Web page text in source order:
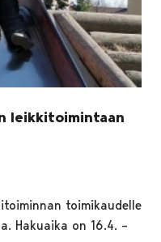
leikkitoimintaan
toimikaudelle
Hakuaika on 16.4. –